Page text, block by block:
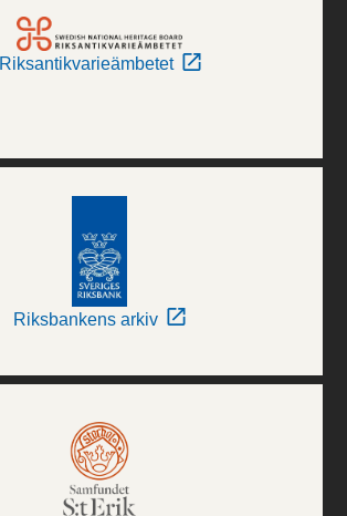
Riksantikvarieämbetet
Riksbankens arkiv